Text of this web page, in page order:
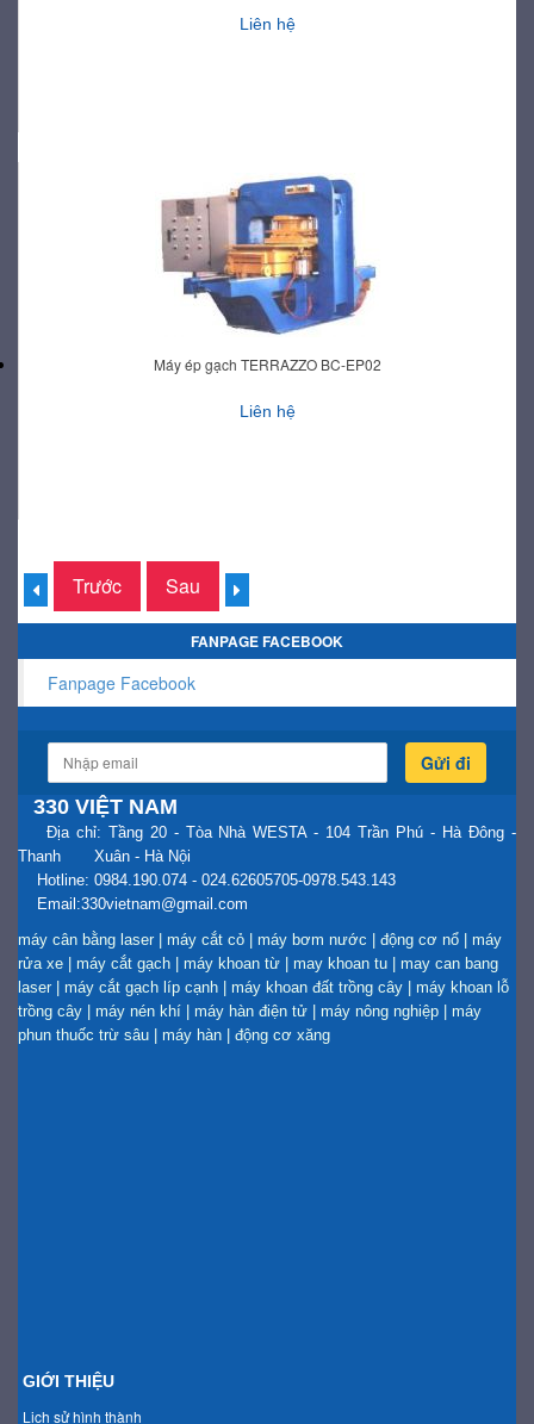
Liên hệ
Máy ép gạch TERRAZZO BC-EP02
Liên hệ
Trước Sau
FANPAGE FACEBOOK
Fanpage Facebook
Gửi đi
330 VIỆT NAM
Địa chỉ: Tầng 20 - Tòa Nhà WESTA - 104 Trần Phú - Hà Đông -
Thanh Xuân - Hà Nội
Hotline: 0984.190.074 - 024.62605705-0978.543.143
Email:330vietnam@gmail.com
máy cân bằng laser | máy cắt cỏ | máy bơm nước | động cơ nổ | máy
rửa xe | máy cắt gạch | máy khoan từ | may khoan tu | may can bang
laser | máy cắt gạch líp cạnh | máy khoan đất trồng cây | máy khoan lỗ
trồng cây | máy nén khí | máy hàn điện tử | máy nông nghiệp | máy
phun thuốc trừ sâu | máy hàn | động cơ xăng
GIỚI THIỆU
Lịch sử hình thành